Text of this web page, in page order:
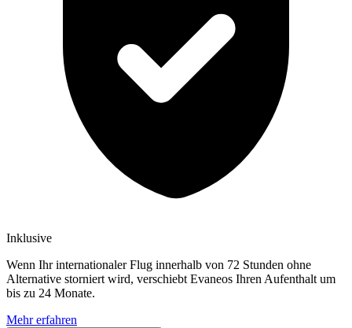
Inklusive
Wenn Ihr internationaler Flug innerhalb von 72 Stunden ohne
Alternative storniert wird, verschiebt Evaneos Ihren Aufenthalt um
bis zu 24 Monate.
Mehr erfahren